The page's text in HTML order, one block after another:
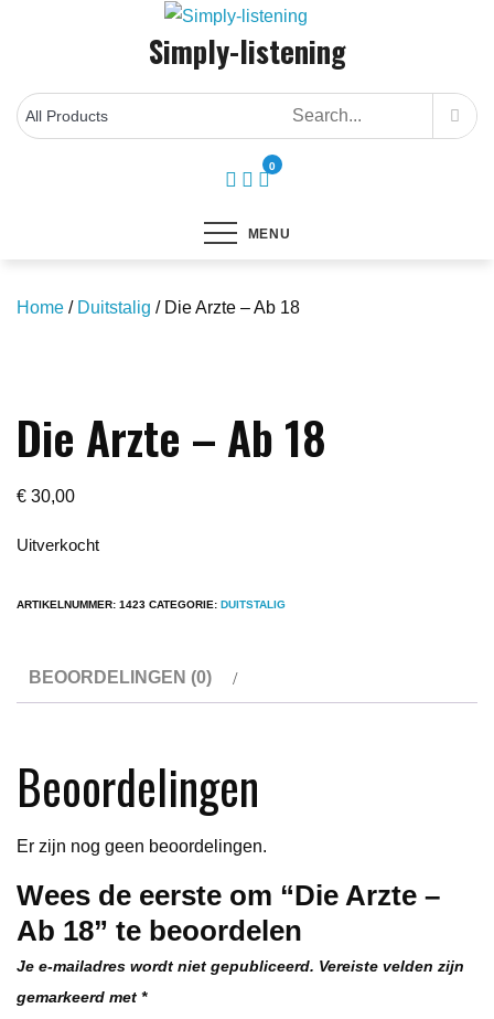
Simply-listening
0
MENU
Home / Duitstalig / Die Arzte – Ab 18
Die Arzte – Ab 18
€ 30,00
Uitverkocht
ARTIKELNUMMER: 1423 CATEGORIE: DUITSTALIG
BEOORDELINGEN (0)
Beoordelingen
Er zijn nog geen beoordelingen.
Wees de eerste om “Die Arzte –
Ab 18” te beoordelen
Je e-mailadres wordt niet gepubliceerd. Vereiste velden zijn
gemarkeerd met *